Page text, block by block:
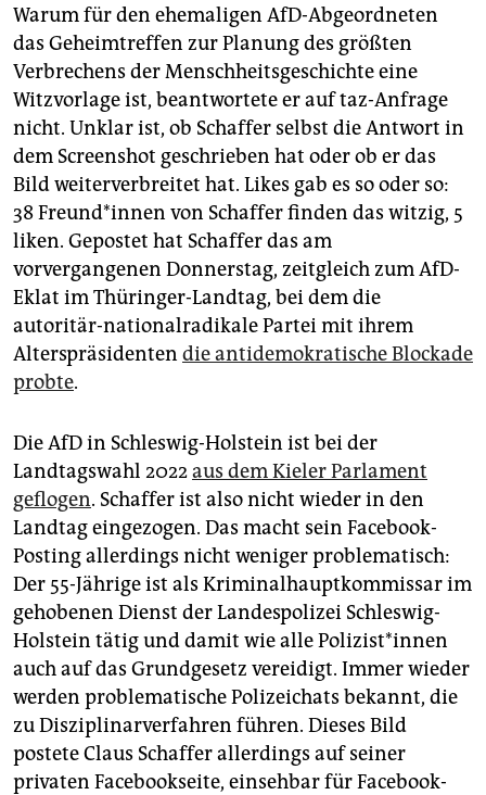
Warum für den ehemaligen AfD-Abgeordneten
das Geheimtreffen zur Planung des größten
Verbrechens der Menschheitsgeschichte eine
Witzvorlage ist, beantwortete er auf taz-Anfrage
nicht. Unklar ist, ob Schaffer selbst die Antwort in
dem Screenshot geschrieben hat oder ob er das
Bild weiterverbreitet hat. Likes gab es so oder so:
38 Freun­d*in­nen von Schaffer finden das witzig, 5
liken. Gepostet hat Schaffer das am
vorvergangenen Donnerstag, zeitgleich zum AfD-
Eklat im Thüringer-Landtag, bei dem die
autoritär-nationalradikale Partei mit ihrem
Alterspräsidenten die antidemokratische Blockade
probte.
Die AfD in Schleswig-Holstein ist bei der
Landtagswahl 2022aus dem Kieler Parlament
geflogen. Schaffer ist also nicht wieder in den
Landtag eingezogen. Das macht sein Facebook-
Posting allerdings nicht weniger problematisch:
Der 55-Jährige ist als Kriminalhauptkommissar im
gehobenen Dienst der Landespolizei Schleswig-
Holstein tätig und damit wie alle Po­li­zis­t*in­nen
auch auf das Grundgesetz vereidigt. Immer wieder
werden problematische Polizeichats bekannt, die
zu Disziplinarverfahren führen. Dieses Bild
postete Claus Schaffer allerdings auf seiner
privaten Facebookseite, einsehbar für Facebook-